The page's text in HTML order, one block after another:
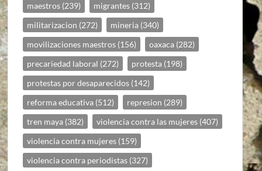
maestros (239) migrantes (312)
militarizacion (272) mineria (340)
movilizaciones maestros (156) oaxaca (282)
precariedad laboral (272) protesta (198)
protestas por desaparecidos (142)
reforma educativa (512) represion (289)
tren maya (382) violencia contra las mujeres (407)
violencia contra mujeres (159)
violencia contra periodistas (327)